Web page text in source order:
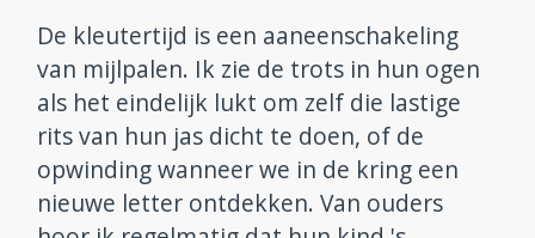
De kleutertijd is een aaneenschakeling
van mijlpalen. Ik zie de trots in hun ogen
als het eindelijk lukt om zelf die lastige
rits van hun jas dicht te doen, of de
opwinding wanneer we in de kring een
nieuwe letter ontdekken. Van ouders